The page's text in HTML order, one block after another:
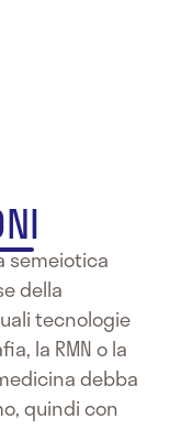
semeiotica
della
tecnologie
la RMN o la
debba
quindi con